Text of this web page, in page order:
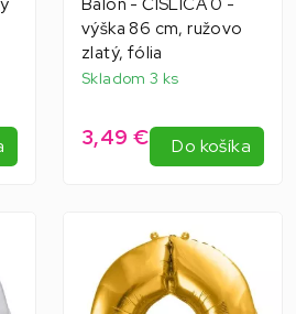
výška 86 cm, ružovo
zlatý, fólia
Skladom 3 ks
3,49 € Do košíka